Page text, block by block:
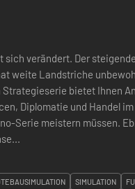
sich verändert. Der
weite Landstriche
bietet Ihnen
Diplomatie und Handel
Serie meistern müssen.
SIMULATION